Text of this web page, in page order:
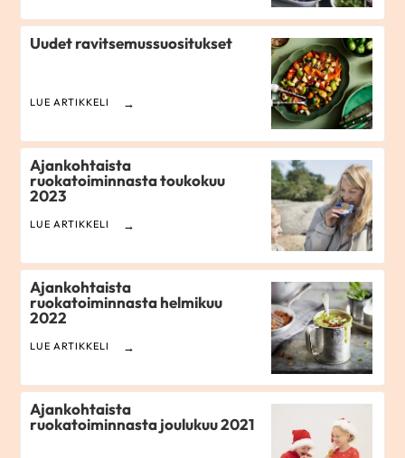
Uudet ravitsemussuositukset
LUE ARTIKKELI
Ajankohtaista
ruokatoiminnasta toukokuu
2023
LUE ARTIKKELI
Ajankohtaista
ruokatoiminnasta helmikuu
2022
LUE ARTIKKELI
Ajankohtaista
ruokatoiminnasta joulukuu 2021